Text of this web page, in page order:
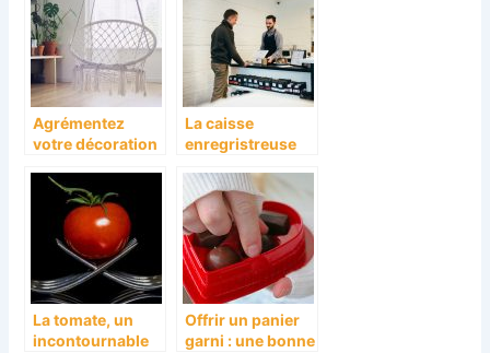
Agrémentez
votre décoration
La caisse
enregristreuse
pour votre
boulangerie
La tomate, un
incontournable
Offrir un panier
garni : une bonne